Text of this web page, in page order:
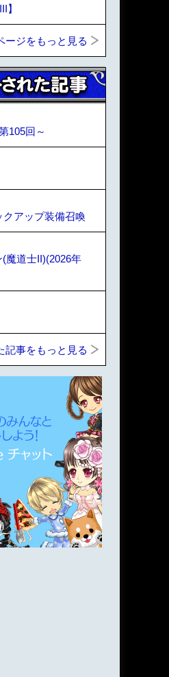
】
ージをもっと見る
105回～
クアップ装備召喚
魔道士II)(2026年
記事をもっと見る